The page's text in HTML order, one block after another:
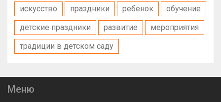
искусство
праздники ребенок
обучение
детские праздники
развитие
мероприятия
традиции в детском саду
Меню